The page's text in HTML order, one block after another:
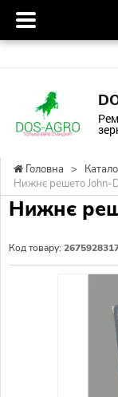
Головна >
Нижнє решето John-
Нижнє
Код товару: